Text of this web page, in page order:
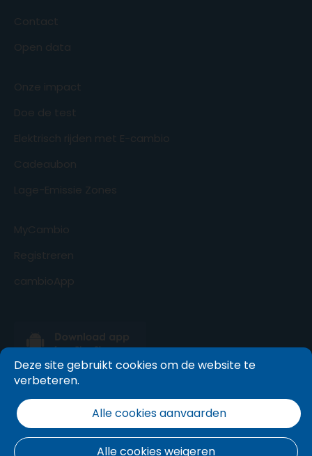
Contact
Open data
Onze impact
Doe de test
Elektrisch rijden met E-cambio
Cadeaubon
Lage-Emissie Zones
MyCambio
Registreren
cambioApp
Deze site gebruikt cookies om de website te
verbeteren.
Alle cookies weigeren
Alle cookies aanvaarden